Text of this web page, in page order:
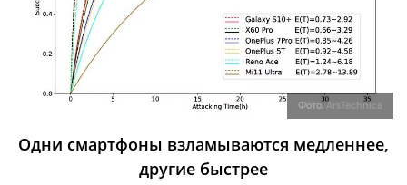
Фото: ArsTechnica
Одни смартфоны взламываются медленнее,
другие быстрее